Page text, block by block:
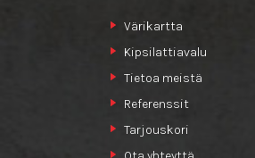
Värikartta
Kipsilattiavalu
Tietoa meistä
Referenssit
Tarjouskori